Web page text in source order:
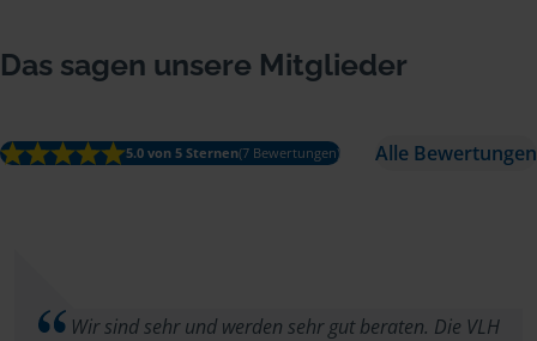
Das sagen unsere Mitglieder
5.0 von 5 Sternen(7 Bewertungen) Alle Bewertungen
Wir sind sehr und werden sehr gut beraten. Die VLH